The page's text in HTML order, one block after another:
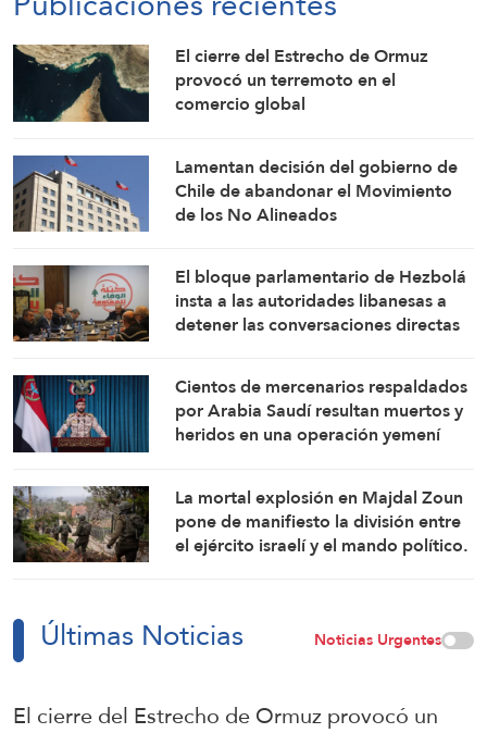
El cierre del Estrecho de Ormuz
provocó un terremoto en el
comercio global
Lamentan decisión del gobierno de
Chile de abandonar el Movimiento
de los No Alineados
El bloque parlamentario de Hezbolá
insta a las autoridades libanesas a
detener las conversaciones directas
Cientos de mercenarios respaldados
por Arabia Saudí resultan muertos y
heridos en una operación yemení
para una escalada del conflicto
La mortal explosión en Majdal Zoun
pone de manifiesto la división entre
el ejército israelí y el mando político.
Últimas Noticias Noticias Urgentes
El cierre del Estrecho de Ormuz provocó un